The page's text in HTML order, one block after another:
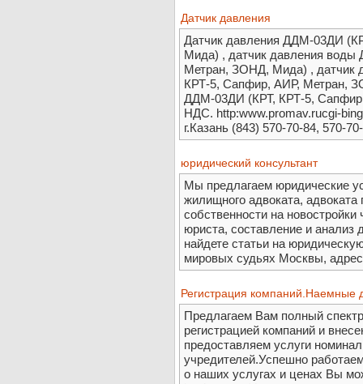
Датчик давления
Датчик давления ДДМ-03ДИ
Мида) , датчик давления
Метран, ЗОНД, Мида) , датчик
КРТ-5, Сапфир, АИР, Метран,
ДДМ-03ДИ (КРТ, КРТ-5,
НДС. http:www.promav.rucgi-
г.Казань (843) 570-70-84, 570-
юридический консультант
Мы предлагаем юридические
жилищного адвоката, адвоката
собственности на новостройки
юриста, составление и анализ
найдете статьи на
мировых судьях Москвы,
Регистрация компаний.Наемные
Предлагаем Вам полный
регистрацией компаний и
предоставляем услуги
учредителей.Успешно
о наших услугах и ценах Вы